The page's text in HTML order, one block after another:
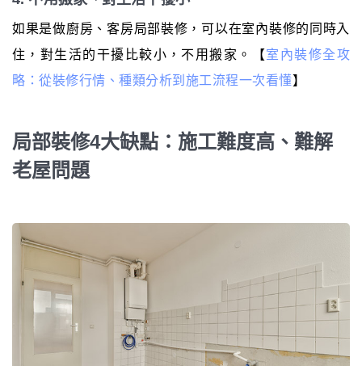
如果是做廚房、客房局部裝修，可以在室內裝修的同時入
住，對生活的干擾比較小，不用搬家。【室內裝修全攻
略：從裝修行情、種類分析到施工流程一次看懂】
局部裝修4大缺點：施工難度高、難解
老屋問題